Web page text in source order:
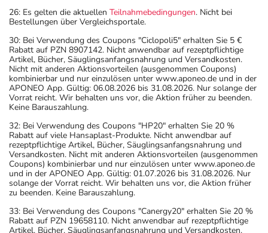
26: Es gelten die aktuellen Teilnahmebedingungen. Nicht bei
Bestellungen über Vergleichsportale.
30: Bei Verwendung des Coupons "Ciclopoli5" erhalten Sie 5 €
Rabatt auf PZN 8907142. Nicht anwendbar auf rezeptpflichtige
Artikel, Bücher, Säuglingsanfangsnahrung und Versandkosten.
Nicht mit anderen Aktionsvorteilen (ausgenommen Coupons)
kombinierbar und nur einzulösen unter www.aponeo.de und in der
APONEO App. Gültig: 06.08.2026 bis 31.08.2026. Nur solange der
Vorrat reicht. Wir behalten uns vor, die Aktion früher zu beenden.
Keine Barauszahlung.
32: Bei Verwendung des Coupons "HP20" erhalten Sie 20 %
Rabatt auf viele Hansaplast-Produkte. Nicht anwendbar auf
rezeptpflichtige Artikel, Bücher, Säuglingsanfangsnahrung und
Versandkosten. Nicht mit anderen Aktionsvorteilen (ausgenommen
Coupons) kombinierbar und nur einzulösen unter www.aponeo.de
und in der APONEO App. Gültig: 01.07.2026 bis 31.08.2026. Nur
solange der Vorrat reicht. Wir behalten uns vor, die Aktion früher
zu beenden. Keine Barauszahlung.
33: Bei Verwendung des Coupons "Canergy20" erhalten Sie 20 %
Rabatt auf PZN 19658110. Nicht anwendbar auf rezeptpflichtige
Artikel, Bücher, Säuglingsanfangsnahrung und Versandkosten.